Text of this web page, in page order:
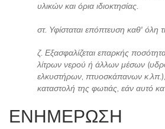
υλικών και όρια ιδιοκτησίας.
στ. Υφίσταται επόπτευση καθ' όλη
ζ. Εξασφαλίζεται επαρκής
λίτρων νερού ή άλλων μέσων
ελκυστήρων, πτυοσκάπανων κ.λπ.),
καταστολή της φωτιάς, εάν αυτό
ΕΝΗΜΕΡΩΣΗ